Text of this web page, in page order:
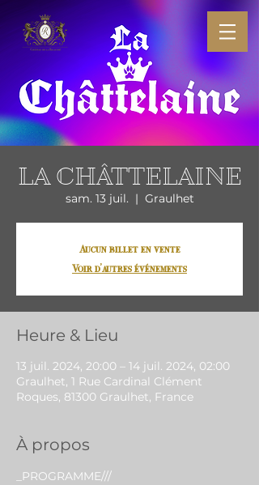
LA CHÂTTELAINE
sam. 13 juil.
  |
Graulhet
Aucun billet en vente
Voir d'autres événements
Heure & Lieu
13 juil. 2024, 20:00 – 14 juil. 2024, 02:00
Graulhet, 1 Rue Cardinal Clément
Roques, 81300 Graulhet, France
À propos
_PROGRAMME///